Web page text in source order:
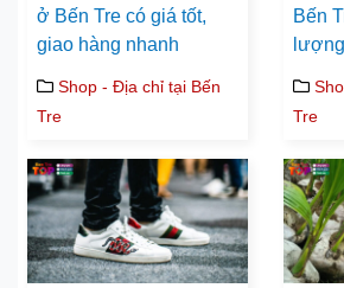
ở Bến Tre có giá tốt,
giao hàng nhanh
Shop - Địa chỉ tại Bến
Tre
Bến
Tre